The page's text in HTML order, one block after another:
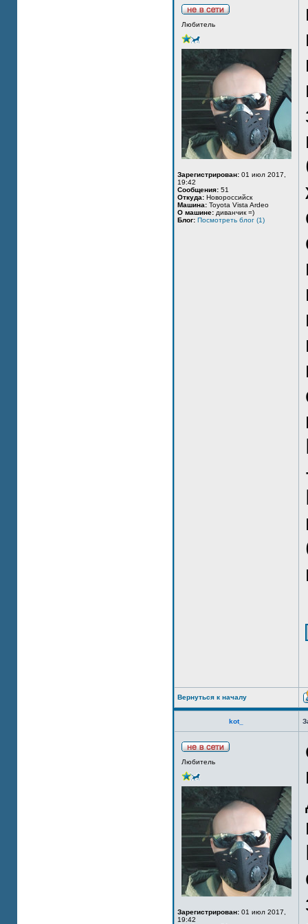
Любитель
Зарегистрирован: 01 июл 2017,
19:42
Сообщения: 51
Откуда: Новороссийск
Машина: Toyota Vista Ardeo
О машине: диванчик =)
Блог: Посмотреть блог (1)
Вернуться к началу
kot_
Любитель
Зарегистрирован: 01 июл 2017,
19:42